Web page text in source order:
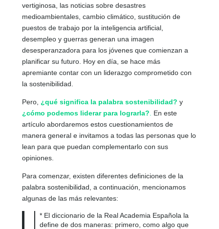
vertiginosa, las noticias sobre desastres
medioambientales, cambio climático, sustitución de
puestos de trabajo por la inteligencia artificial,
desempleo y guerras generan una imagen
desesperanzadora para los jóvenes que comienzan a
planificar su futuro. Hoy en día, se hace más
apremiante contar con un liderazgo comprometido con
la sostenibilidad.
Pero, ¿qué significa la palabra sostenibilidad? y
¿cómo podemos liderar para lograrla?
En este
artículo abordaremos estos cuestionamientos de
manera general e invitamos a todas las personas que lo
lean para que puedan complementarlo con sus
opiniones.
Para comenzar, existen diferentes definiciones de la
palabra sostenibilidad, a continuación, mencionamos
algunas de las más relevantes:
* El diccionario de la Real Academia Española la
define de dos maneras: primero, como algo que